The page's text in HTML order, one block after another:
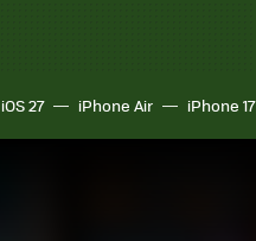
iOS 27 iPhone Air iPhone 17